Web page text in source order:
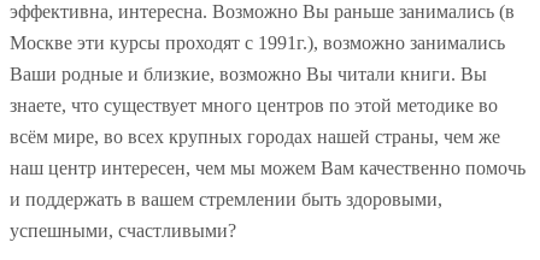
эффективна, интересна. Возможно Вы раньше занимались (в
Москве эти курсы проходят с 1991г.), возможно занимались
Ваши родные и близкие, возможно Вы читали книги. Вы
знаете, что существует много центров по этой методике во
всём мире, во всех крупных городах нашей страны, чем же
наш центр интересен, чем мы можем Вам качественно помочь
и поддержать в вашем стремлении быть здоровыми,
успешными, счастливыми?